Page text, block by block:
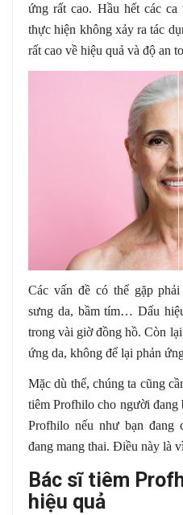
ứng rất cao. Hầu hết các
thực hiện không xảy ra tác
rất cao về hiệu quả và độ an
Các vấn đề có thể gặp
sưng da, bầm tím… Dấu
trong vài giờ đồng hồ. Còn
ứng da, không để lại phản
Mặc dù thế, chúng ta cũng
tiêm Profhilo cho người đang
Profhilo nếu như bạn đang
đang mang thai. Điều này là
Bác sĩ tiêm
hiệu quả